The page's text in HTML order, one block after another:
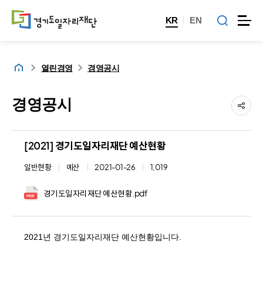
KR EN
홈 열린경영 경영공시
경영공시
[2021] 경기도일자리재단 예산현황
일반현황 예산 2021-01-26 1,019
경기도일자리재단 예산현황.pdf
2021년 경기도일자리재단 예산현황입니다.